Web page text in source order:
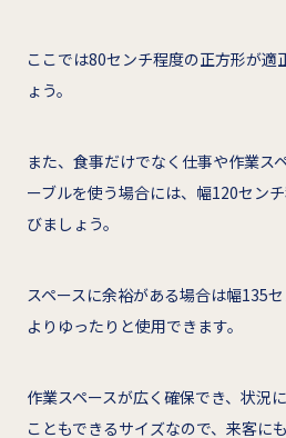
ここでは80センチ程度の正方形が適
ょう。
また、食事だけでなく仕事や作業ス
ーブルを使う場合には、幅120セン
びましょう。
スペースに余裕がある場合は幅135
よりゆったりと使用できます。
作業スペースが広く確保でき、状況
こともできるサイズなので、来客に